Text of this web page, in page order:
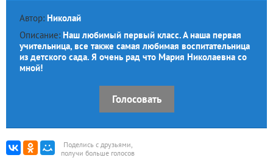
Автор: Николай
Описание: Наш любимый первый класс. А наша первая
учительница, все также самая любимая воспитательница
из детского сада. Я очень рад что Мария Николаевна со
мной!
Голосовать
Поделись с друзьями,
получи больше голосов